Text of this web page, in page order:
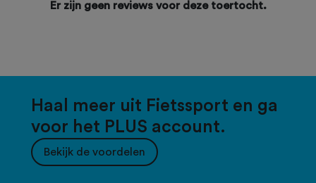
Er zijn geen reviews voor deze toertocht.
Haal meer uit Fietssport en ga
voor het PLUS account.
Bekijk de voordelen